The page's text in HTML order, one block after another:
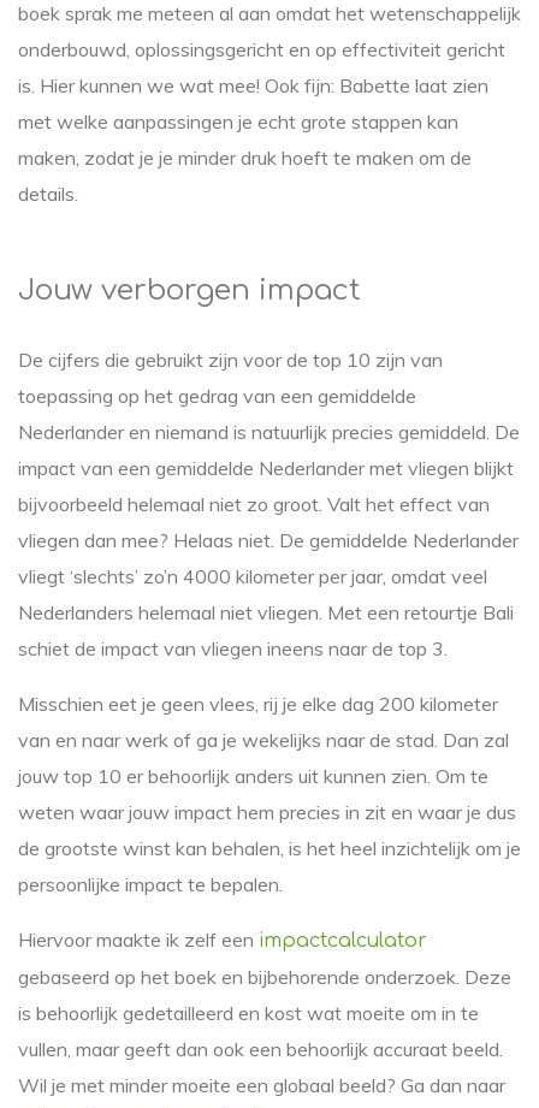
boek sprak me meteen al aan omdat het wetenschappelijk
onderbouwd, oplossingsgericht en op effectiviteit gericht
is. Hier kunnen we wat mee! Ook fijn: Babette laat zien
met welke aanpassingen je echt grote stappen kan
maken, zodat je je minder druk hoeft te maken om de
details.
Jouw verborgen impact
De cijfers die gebruikt zijn voor de top 10 zijn van
toepassing op het gedrag van een gemiddelde
Nederlander en niemand is natuurlijk precies gemiddeld. De
impact van een gemiddelde Nederlander met vliegen blijkt
bijvoorbeeld helemaal niet zo groot. Valt het effect van
vliegen dan mee? Helaas niet. De gemiddelde Nederlander
vliegt ‘slechts’ zo’n 4000 kilometer per jaar, omdat veel
Nederlanders helemaal niet vliegen. Met een retourtje Bali
schiet de impact van vliegen ineens naar de top 3.
Misschien eet je geen vlees, rij je elke dag 200 kilometer
van en naar werk of ga je wekelijks naar de stad. Dan zal
jouw top 10 er behoorlijk anders uit kunnen zien. Om te
weten waar jouw impact hem precies in zit en waar je dus
de grootste winst kan behalen, is het heel inzichtelijk om je
persoonlijke impact te bepalen.
Hiervoor maakte ik zelf een impactcalculator
gebaseerd op het boek en bijbehorende onderzoek. Deze
is behoorlijk gedetailleerd en kost wat moeite om in te
vullen, maar geeft dan ook een behoorlijk accuraat beeld.
Wil je met minder moeite een globaal beeld? Ga dan naar